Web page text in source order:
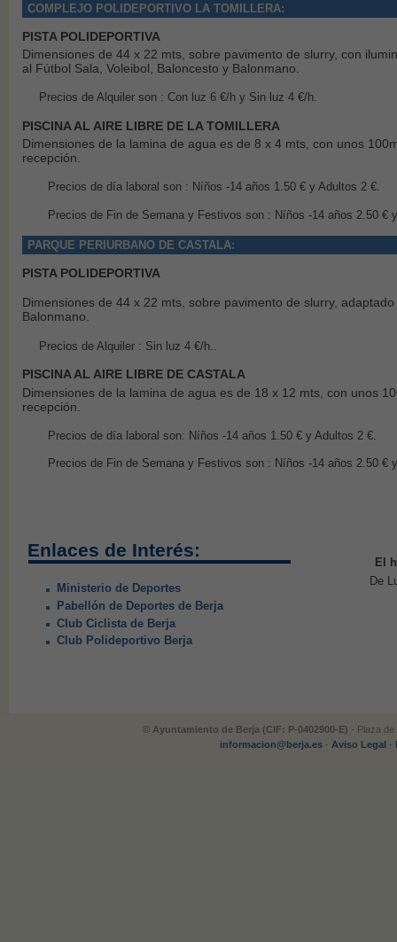
COMPLEJO POLIDEPORTIVO LA TOMILLERA:
PISTA POLIDEPORTIVA
Dimensiones de 44 x 22 mts, sobre pavimento de slurry, con
al Fútbol Sala, Voleibol, Baloncesto y Balonmano.
Precios de Alquiler son : Con luz 6 €/h y Sin luz 4 €/h.
PISCINA AL AIRE LIBRE DE LA TOMILLERA
Dimensiones de la lamina de agua es de 8 x 4 mts, con unos
recepción.
Precios de día laboral son : Níños -14 años 1.50 € y Adultos 2 €.
Precios de Fin de Semana y Festivos son : Níños -14 años 2.50 €
PARQUE PERIURBANO DE CASTALA:
PISTA POLIDEPORTIVA
Dimensiones de 44 x 22 mts, sobre pavimento de slurry,
Balonmano.
Precios de Alquiler : Sin luz 4 €/h..
PISCINA AL AIRE LIBRE DE CASTALA
Dimensiones de la lamina de agua es de 18 x 12 mts, con unos
recepción.
Precios de día laboral son: Níños -14 años 1.50 € y Adultos 2 €.
Precios de Fin de Semana y Festivos son : Níños -14 años 2.50 €
Enlaces de Interés:
Ministerio de Deportes
Pabellón de Deportes de Berja
Club Ciclista de Berja
Club Polideportivo Berja
El
De
© Ayuntamiento de Berja (CIF: P-0402900-E) - Plaza
informacion@berja.es - Aviso Legal -